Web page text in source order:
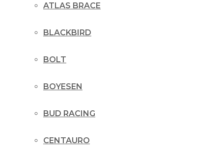
ATLAS BRACE
BLACKBIRD
BOLT
BOYESEN
BUD RACING
CENTAURO